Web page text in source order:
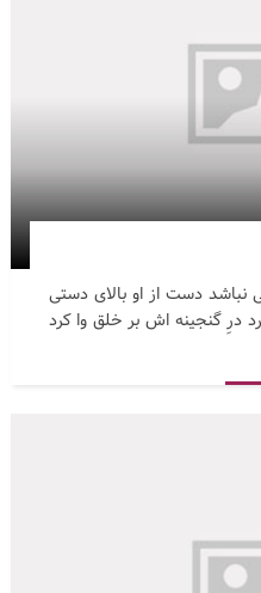
نباشد دست از او بالای دستی
درِ گنجینه اش بر خلق وا کرد